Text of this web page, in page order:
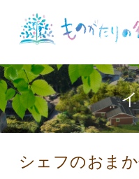
シェフのおま